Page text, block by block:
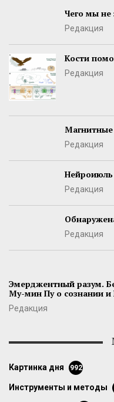
Чего мы не
Редакция
Кости
Редакция
Магнитные
Редакция
Нейроиюль
Редакция
Редакция
Эмерджентный разум.
Му-мин Пу о сознании
Редакция
картинка дня 992
инструменты и методы